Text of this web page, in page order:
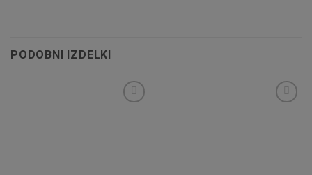
PODOBNI IZDELKI